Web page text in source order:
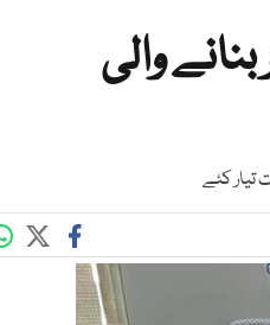
والی
تیار کئے